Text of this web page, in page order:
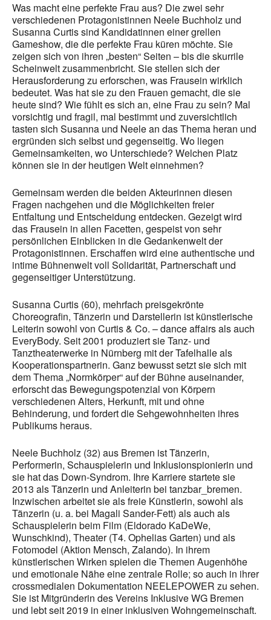
Was macht eine perfekte Frau aus? Die zwei sehr
verschiedenen Protagonistinnen Neele Buchholz und
Susanna Curtis sind Kandidatinnen einer grellen
Gameshow, die die perfekte Frau küren möchte. Sie
zeigen sich von ihren „besten“ Seiten – bis die skurrile
Scheinwelt zusammenbricht. Sie stellen sich der
Herausforderung zu erforschen, was Frausein wirklich
bedeutet. Was hat sie zu den Frauen gemacht, die sie
heute sind? Wie fühlt es sich an, eine Frau zu sein? Mal
vorsichtig und fragil, mal bestimmt und zuversichtlich
tasten sich Susanna und Neele an das Thema heran und
ergründen sich selbst und gegenseitig. Wo liegen
Gemeinsamkeiten, wo Unterschiede? Welchen Platz
können sie in der heutigen Welt einnehmen?
Gemeinsam werden die beiden Akteurinnen diesen
Fragen nachgehen und die Möglichkeiten freier
Entfaltung und Entscheidung entdecken. Gezeigt wird
das Frausein in allen Facetten, gespeist von sehr
persönlichen Einblicken in die Gedankenwelt der
Protagonistinnen. Erschaffen wird eine authentische und
intime Bühnenwelt voll Solidarität, Partnerschaft und
gegenseitiger Unterstützung.
Susanna Curtis (60), mehrfach preisgekrönte
Choreografin, Tänzerin und Darstellerin ist künstlerische
Leiterin sowohl von Curtis & Co. – dance affairs als auch
EveryBody. Seit 2001 produziert sie Tanz- und
Tanztheaterwerke in Nürnberg mit der Tafelhalle als
Kooperationspartnerin. Ganz bewusst setzt sie sich mit
dem Thema „Normkörper“ auf der Bühne auseinander,
erforscht das Bewegungspotenzial von Körpern
verschiedenen Alters, Herkunft, mit und ohne
Behinderung, und fordert die Sehgewohnheiten ihres
Publikums heraus.
Neele Buchholz (32) aus Bremen ist Tänzerin,
Performerin, Schauspielerin und Inklusionspionierin und
sie hat das Down-Syndrom. Ihre Karriere startete sie
2013 als Tänzerin und Anleiterin bei tanzbar_bremen.
Inzwischen arbeitet sie als freie Künstlerin, sowohl als
Tänzerin (u. a. bei Magali Sander-Fett) als auch als
Schauspielerin beim Film (Eldorado KaDeWe,
Wunschkind), Theater (T4. Ophelias Garten) und als
Fotomodel (Aktion Mensch, Zalando). In ihrem
künstlerischen Wirken spielen die Themen Augenhöhe
und emotionale Nähe eine zentrale Rolle; so auch in ihrer
crossmedialen Dokumentation NEELEPOWER zu sehen.
Sie ist Mitgründerin des Vereins Inklusive WG Bremen
und lebt seit 2019 in einer inklusiven Wohngemeinschaft.